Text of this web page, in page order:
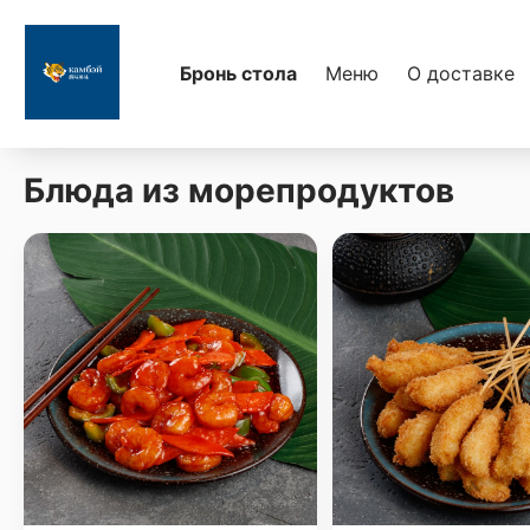
Бронь стола Меню О доставке
Блюда из морепродуктов